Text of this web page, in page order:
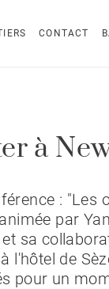
CONTACT
à
: "Les
par
et sa
l'hôtel de
pour un